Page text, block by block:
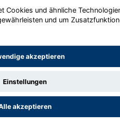
Cookies und ähnliche
und um
akzeptieren
Einstellungen
akzeptieren